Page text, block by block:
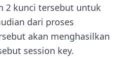
2 kunci tersebut untuk
dari proses
akan menghasilkan
session key.